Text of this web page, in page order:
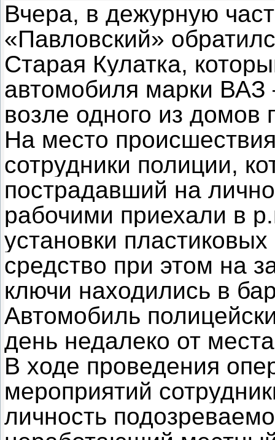
Вчера, в дежурную
«Павловский»
Старая Кулатка,
автомобиля марки ВАЗ
возле одного из
На место
сотрудники полиции,
пострадавший на
рабочими приехали в
установки
средство при этом на
ключи находились в
Автомобиль
день недалеко от
В ходе проведения
мероприятий
личность